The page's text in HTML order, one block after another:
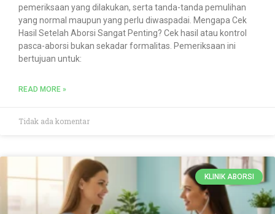
pemeriksaan yang dilakukan, serta tanda-tanda pemulihan
yang normal maupun yang perlu diwaspadai. Mengapa Cek
Hasil Setelah Aborsi Sangat Penting? Cek hasil atau kontrol
pasca-aborsi bukan sekadar formalitas. Pemeriksaan ini
bertujuan untuk:
READ MORE »
Tidak ada komentar
KLINIK ABORSI